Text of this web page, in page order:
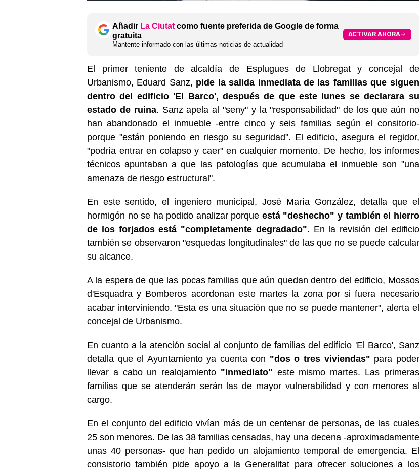
Añadir La Ciutat como fuente preferida de Google de forma
gratuita
Mantente informado con las últimas noticias de actualidad
ACTIVAR AHORA
El primer teniente de alcaldía de Esplugues de Llobregat y concejal de
Urbanismo, Eduard Sanz, pide la salida inmediata de las familias que siguen
dentro del edificio 'El Barco', después de que este lunes se declarara su
estado de ruina. Sanz apela al "seny" y la "responsabilidad" de los que aún no
han abandonado el inmueble -entre cinco y seis familias según el consitorio-
porque "están poniendo en riesgo su seguridad". El edificio, asegura el regidor,
"podría entrar en colapso y caer" en cualquier momento. De hecho, los informes
técnicos apuntaban a que las patologías que acumulaba el inmueble son "una
amenaza de riesgo estructural".
En este sentido, el ingeniero municipal, José María González, detalla que el
hormigón no se ha podido analizar porque está "deshecho" y también el hierro
de los forjados está "completamente degradado". En la revisión del edificio
también se observaron "esquedas longitudinales" de las que no se puede calcular
su alcance.
A la espera de que las pocas familias que aún quedan dentro del edificio, Mossos
d'Esquadra y Bomberos acordonan este martes la zona por si fuera necesario
acabar interviniendo. "Esta es una situación que no se puede mantener", alerta el
concejal de Urbanismo.
En cuanto a la atención social al conjunto de familias del edificio 'El Barco', Sanz
detalla que el Ayuntamiento ya cuenta con "dos o tres viviendas" para poder
llevar a cabo un realojamiento "inmediato" este mismo martes. Las primeras
familias que se atenderán serán las de mayor vulnerabilidad y con menores al
cargo.
En el conjunto del edificio vivían más de un centenar de personas, de las cuales
25 son menores. De las 38 familias censadas, hay una decena -aproximadamente
unas 40 personas- que han pedido un alojamiento temporal de emergencia. El
consistorio también pide apoyo a la Generalitat para ofrecer soluciones a los